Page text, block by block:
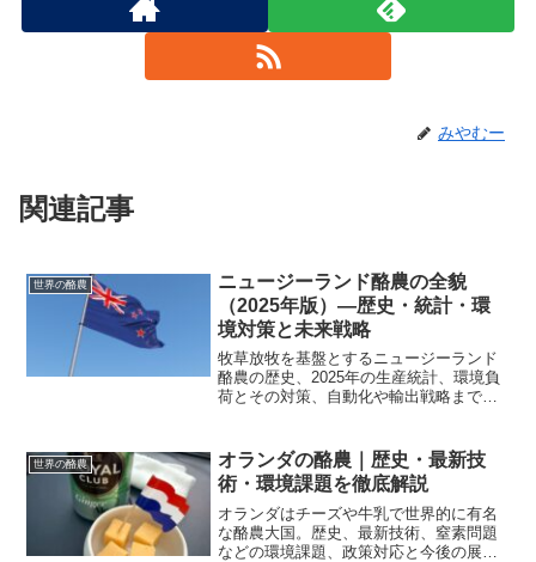
みやむー
関連記事
世界の酪農
ニュージーランド酪農の全貌
（2025年版）—歴史・統計・環
境対策と未来戦略
牧草放牧を基盤とするニュージーランド
酪農の歴史、2025年の生産統計、環境負
荷とその対策、自動化や輸出戦略までを
世界の酪農
オランダの酪農｜歴史・最新技
術・環境課題を徹底解説
オランダはチーズや牛乳で世界的に有名
な酪農大国。歴史、最新技術、窒素問題
などの環境課題、政策対応と今後の展望